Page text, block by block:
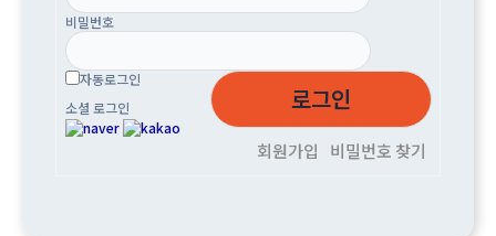
비밀번호
자동로그인
소셜 로그인
비밀번호 찾기
회원가입